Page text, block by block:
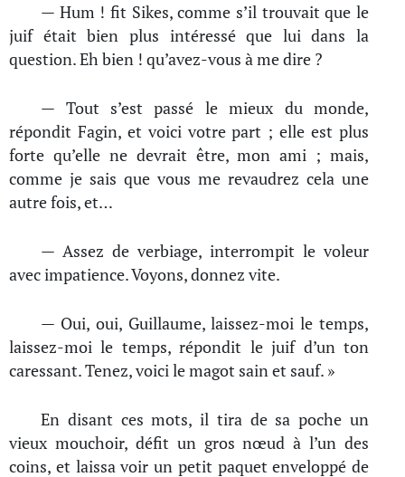
— Hum ! fit Sikes, comme s’il trouvait que le
juif était bien plus intéressé que lui dans la
question. Eh bien ! qu’avez-vous à me dire ?
— Tout s’est passé le mieux du monde,
répondit Fagin, et voici votre part ; elle est plus
forte qu’elle ne devrait être, mon ami ; mais,
comme je sais que vous me revaudrez cela une
autre fois, et…
— Assez de verbiage, interrompit le voleur
avec impatience. Voyons, donnez vite.
— Oui, oui, Guillaume, laissez-moi le temps,
laissez-moi le temps, répondit le juif d’un ton
caressant. Tenez, voici le magot sain et sauf. »
En disant ces mots, il tira de sa poche un
vieux mouchoir, défit un gros nœud à l’un des
coins, et laissa voir un petit paquet enveloppé de